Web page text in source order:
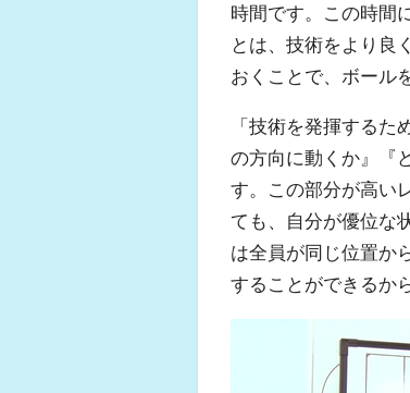
時間です。この時間
とは、技術をより良
おくことで、ボール
「技術を発揮する
の方向に動くか』『
す。この部分が高い
ても、自分が優位な
は全員が同じ位置か
することができるか